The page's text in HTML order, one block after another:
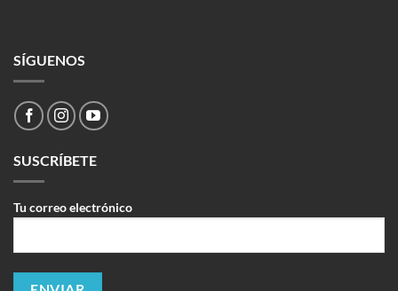
SÍGUENOS
SUSCRÍBETE
Tu correo electrónico